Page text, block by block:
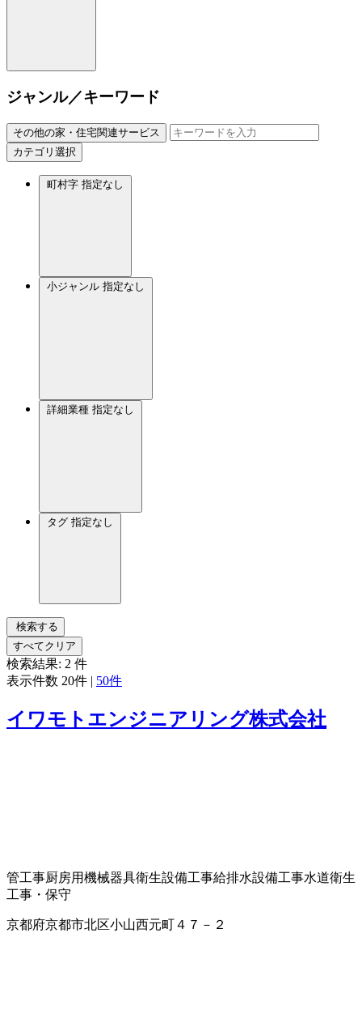
ジャンル／キーワード
その他の家・住宅関連サービス
カテゴリ選択
町村字 指定なし
小ジャンル 指定なし
詳細業種 指定なし
タグ 指定なし
検索する
すべてクリア
検索結果: 2 件
表示件数 20件 | 50件
イワモトエンジニアリング株式会社
管工事厨房用機械器具衛生設備工事給排水設備工事水道衛生
工事・保守
京都府京都市北区小山西元町４７－２